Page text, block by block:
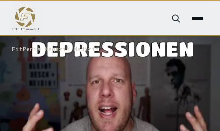
FitPedia Magazin /Medizin